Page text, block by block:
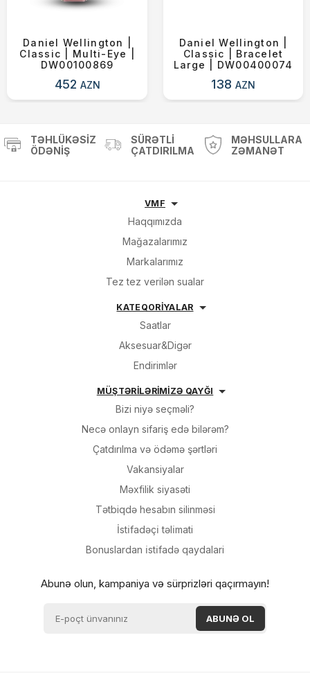
Daniel Wellington |
Classic | Multi-Eye |
DW00100869
452 AZN
Daniel Wellington |
Classic | Bracelet
Large | DW00400074
138AZN
TƏHLÜKƏSIZ
ÖDƏNIŞ
SÜRƏTLI
ÇATDIRILMA
MƏHSULLARA
ZƏMANƏT
VMF
Haqqımızda
Mağazalarımız
Markalarımız
Tez tez verilən sualar
KATEQORİYALAR
Saatlar
Aksesuar&Digər
Endirimlər
MÜŞTƏRİLƏRİMİZƏ QAYĞI
Bizi niyə seçməli?
Necə onlayn sifariş edə bilərəm?
Çatdırılma və ödəmə şərtləri
Vakansiyalar
Məxfilik siyasəti
Tətbiqdə hesabın silinməsi
İsti̇fadəçi̇ təli̇mati
Bonuslardan i̇sti̇fadə qaydalari
Abunə olun, kampaniya və sürprizləri qaçırmayın!